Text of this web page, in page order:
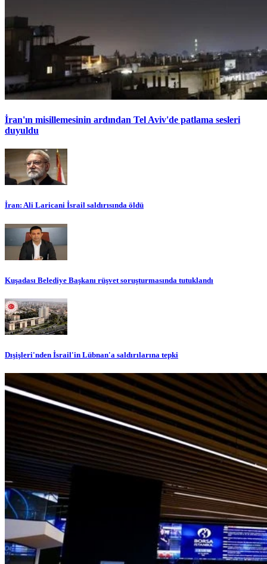
İran'ın misillemesinin ardından Tel Aviv'de patlama sesleri
duyuldu
İran: Ali Laricani İsrail saldırısında öldü
Kuşadası Belediye Başkanı rüşvet soruşturmasında tutuklandı
Dışişleri'nden İsrail'in Lübnan'a saldırılarına tepki